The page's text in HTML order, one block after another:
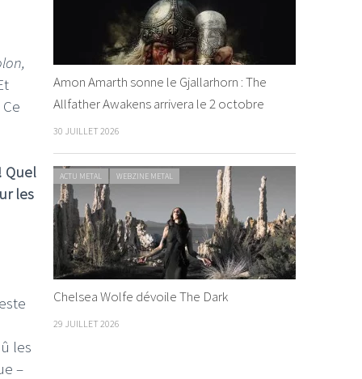
Quel
les
les
–
Amon Amarth sonne le Gjallarhorn : The
Allfather Awakens arrivera le 2 octobre
30 JUILLET 2026
ACTU METAL WEBZINE METAL
Chelsea Wolfe dévoile The Dark
29 JUILLET 2026